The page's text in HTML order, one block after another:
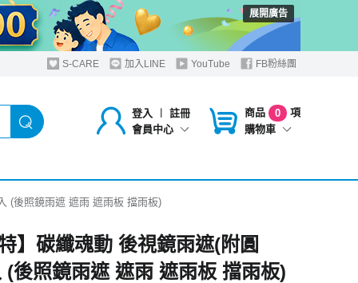
展開廣告
S-CARE 加入LINE YouTube FB粉絲團
登入 ︱
註冊
會員中心
商品 0
項
購物車
(後照鏡雨遮 遮雨 遮雨板 擋雨板)
】碳纖魂動 後視鏡雨遮(附圓
(後照鏡雨遮 遮雨 遮雨板 擋雨板)